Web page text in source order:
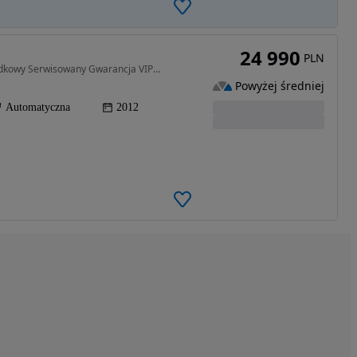
1364 cm3 • 120 KM • Gaz LPG AUTOMAT Bezwypadkowy Serwisowany Gwarancja VIP Gwarant
Automatyczna 2012
24 990 PLN
Powyżej średniej